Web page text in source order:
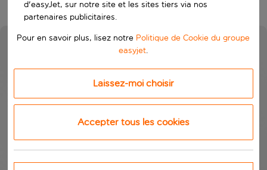
d'easyJet, sur notre site et les sites tiers via nos
partenaires publicitaires.
Pour en savoir plus, lisez notre Politique de Cookie du groupe
easyjet.
Laissez-moi choisir
Accepter tous les cookies